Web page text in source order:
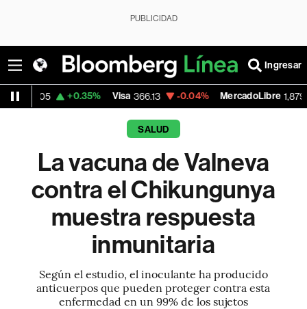
PUBLICIDAD
Ingresar
+0.35% Visa 366.13 -0.04% MercadoLibre 1,879.59 -
SALUD
La vacuna de Valneva
contra el Chikungunya
muestra respuesta
inmunitaria
Según el estudio, el inoculante ha producido
anticuerpos que pueden proteger contra esta
enfermedad en un 99% de los sujetos